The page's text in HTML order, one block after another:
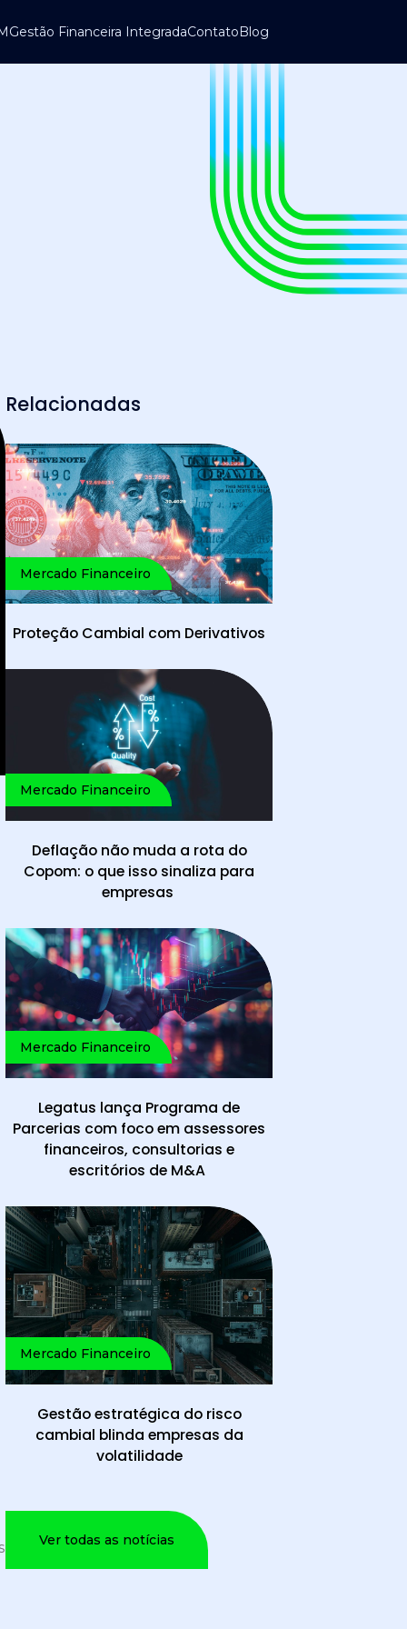
Gestão Financeira IntegradaContatoBlog
Relacionadas
Mercado Financeiro
Proteção Cambial com Derivativos
Mercado Financeiro
Deflação não muda a rota do
Copom: o que isso sinaliza para
empresas
Mercado Financeiro
Legatus lança Programa de
Parcerias com foco em assessores
financeiros, consultorias e
escritórios de M&A
Mercado Financeiro
Gestão estratégica do risco
cambial blinda empresas da
volatilidade
Ver todas as notícias